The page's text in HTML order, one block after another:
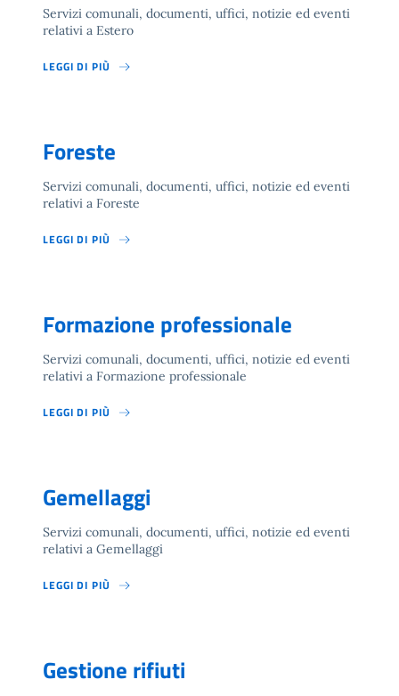
Servizi comunali, documenti, uffici, notizie ed eventi
relativi a Estero
LEGGI DI PIÙ
Foreste
Servizi comunali, documenti, uffici, notizie ed eventi
relativi a Foreste
LEGGI DI PIÙ
Formazione professionale
Servizi comunali, documenti, uffici, notizie ed eventi
relativi a Formazione professionale
LEGGI DI PIÙ
Gemellaggi
Servizi comunali, documenti, uffici, notizie ed eventi
relativi a Gemellaggi
LEGGI DI PIÙ
Gestione rifiuti